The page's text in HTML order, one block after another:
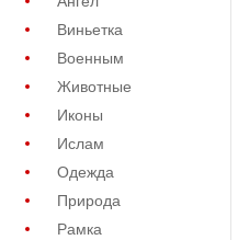
Виньетка
Военным
Животные
Иконы
Ислам
Одежда
Природа
Рамка